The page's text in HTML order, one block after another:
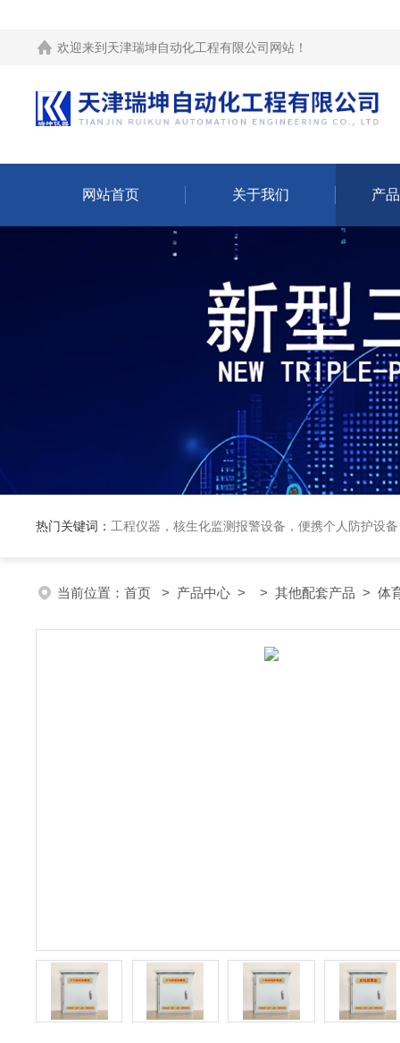
欢迎来到 天津瑞坤自动化工程有限公司网站 ！
网站首页 关于我们 产
热门关键词： 工程仪器，核生化监测报警设备，便携个人防护设
当前位置： 首页 > 产品中心 > > 其他配套产品 > 体